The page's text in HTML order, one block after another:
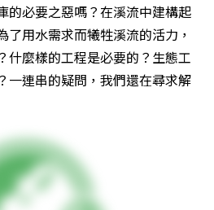
的必要之惡嗎？在溪流中建構起
了用水需求而犧牲溪流的活力，
什麼樣的工程是必要的？生態工
一連串的疑問，我們還在尋求解